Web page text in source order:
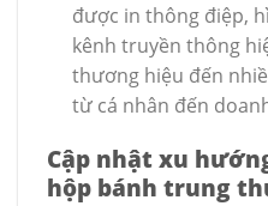
được in thông điệp,
kênh truyền thông
thương hiệu đến
từ cá nhân đến
Cập nhật xu
hộp bánh trung